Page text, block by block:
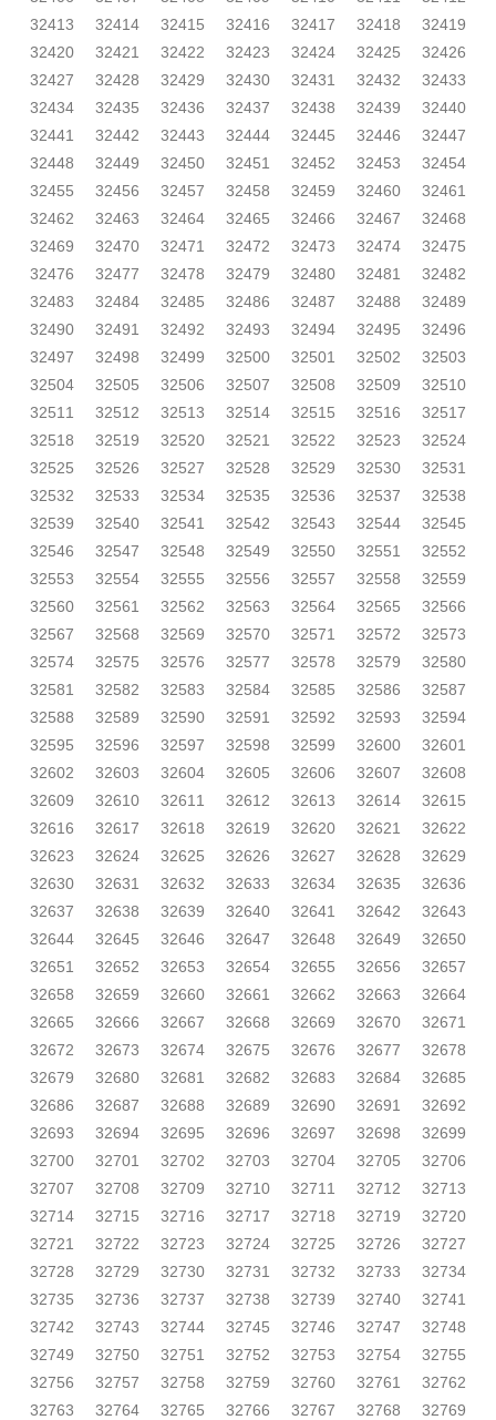
32413
32414 32415 32416 32417 32418
32419
32420
32421 32422 32423 32424 32425
32426
32427
32428 32429 32430 32431 32432
32433
32434
32435 32436 32437 32438 32439
32440
32441
32442 32443 32444 32445 32446
32447
32448
32449 32450 32451 32452 32453
32454
32455
32456 32457 32458 32459 32460
32461
32462
32463 32464 32465 32466 32467
32468
32469
32470 32471 32472 32473 32474
32475
32476
32477 32478 32479 32480 32481
32482
32483
32484 32485 32486 32487 32488
32489
32490
32491 32492 32493 32494 32495
32496
32497
32498 32499 32500 32501 32502
32503
32504
32505 32506 32507 32508 32509
32510
32511
32512 32513 32514 32515 32516
32517
32518
32519 32520 32521 32522 32523
32524
32525
32526 32527 32528 32529 32530
32531
32532
32533 32534 32535 32536 32537
32538
32539
32540 32541 32542 32543 32544
32545
32546
32547 32548 32549 32550 32551
32552
32553
32554 32555 32556 32557 32558
32559
32560
32561 32562 32563 32564 32565
32566
32567
32568 32569 32570 32571 32572
32573
32574
32575 32576 32577 32578 32579
32580
32581
32582 32583 32584 32585 32586
32587
32588
32589 32590 32591 32592 32593
32594
32595
32596 32597 32598 32599 32600
32601
32602
32603 32604 32605 32606 32607
32608
32609
32610 32611 32612 32613 32614
32615
32616
32617 32618 32619 32620 32621
32622
32623
32624 32625 32626 32627 32628
32629
32630
32631 32632 32633 32634 32635
32636
32637
32638 32639 32640 32641 32642
32643
32644
32645 32646 32647 32648 32649
32650
32651
32652 32653 32654 32655 32656
32657
32658
32659 32660 32661 32662 32663
32664
32665
32666 32667 32668 32669 32670
32671
32672
32673 32674 32675 32676 32677
32678
32679
32680 32681 32682 32683 32684
32685
32686
32687 32688 32689 32690 32691
32692
32693
32694 32695 32696 32697 32698
32699
32700
32701 32702 32703 32704 32705
32706
32707
32708 32709 32710 32711 32712
32713
32714
32715 32716 32717 32718 32719
32720
32721
32722 32723 32724 32725 32726
32727
32728
32729 32730 32731 32732 32733
32734
32735
32736 32737 32738 32739 32740
32741
32742
32743 32744 32745 32746 32747
32748
32749
32750 32751 32752 32753 32754
32755
32756
32757 32758 32759 32760 32761
32762
32763
32764 32765 32766 32767 32768
32769